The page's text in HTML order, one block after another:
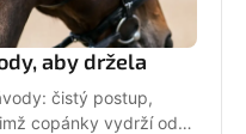
aby držela
čistý postup,
copánky vydrží od